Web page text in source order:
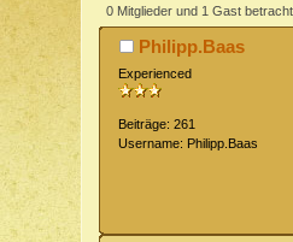
0 Mitglieder und 1 Gast
Philipp.Baas
Experienced
Beiträge: 261
Username: Philipp.Baas